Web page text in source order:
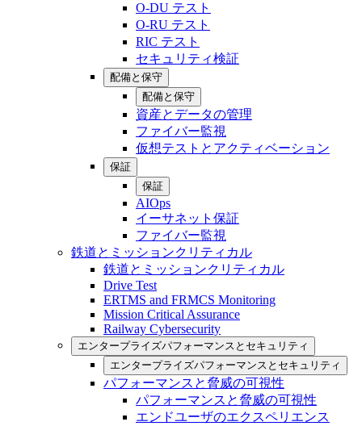
O-DU テスト
O-RU テスト
RIC テスト
セキュリティ検証
配備と保守
配備と保守
資産とデータの管理
ファイバー監視
仮想テストとアクティベーション
保証
保証
AIOps
イーサネット保証
ファイバー監視
鉄道とミッションクリティカル
鉄道とミッションクリティカル
Drive Test
ERTMS and FRMCS Monitoring
Mission Critical Assurance
Railway Cybersecurity
エンタープライズパフォーマンスとセキュリティ
エンタープライズパフォーマンスとセキュリティ
パフォーマンスと脅威の可視性
パフォーマンスと脅威の可視性
エンドユーザのエクスペリエンス